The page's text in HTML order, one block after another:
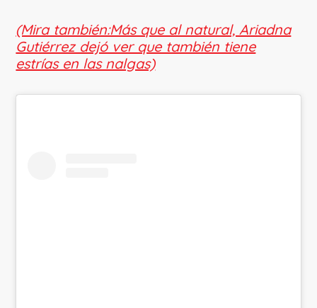
(Mira también:Más que al natural, Ariadna
Gutiérrez dejó ver que también tiene
estrías en las nalgas)